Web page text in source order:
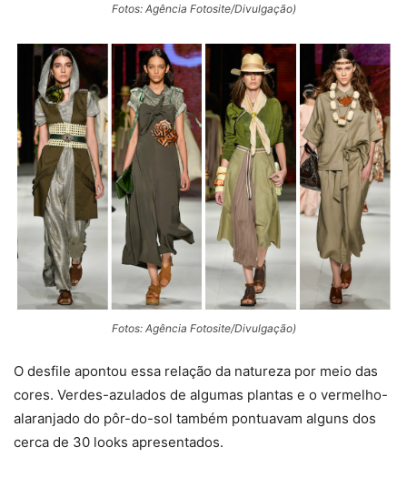
Fotos: Agência Fotosite/Divulgação)
Fotos: Agência Fotosite/Divulgação)
O desfile apontou essa relação da natureza por meio das
cores. Verdes-azulados de algumas plantas e o vermelho-
alaranjado do pôr-do-sol também pontuavam alguns dos
cerca de 30 looks apresentados.